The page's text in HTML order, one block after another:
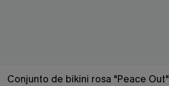
Conjunto de bikini rosa "Peace Out"